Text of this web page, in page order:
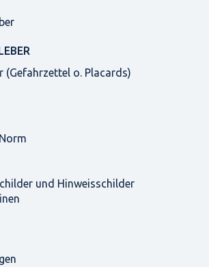
(Gefahrzettel o. Placards)
und Hinweisschilder